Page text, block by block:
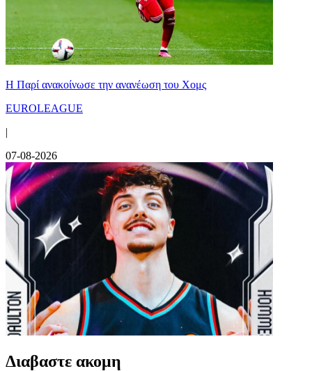
Η Παρί ανακοίνωσε την ανανέωση του Χομς
EUROLEAGUE
|
07-08-2026
Διαβαστε ακομη